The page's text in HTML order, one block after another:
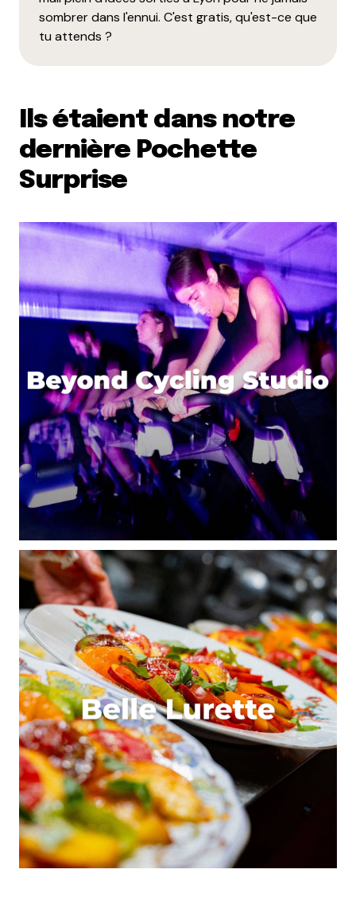
sombrer dans l'ennui. C'est gratis, qu'est-ce que
tu attends ?
Ils étaient dans notre
dernière Pochette
Surprise